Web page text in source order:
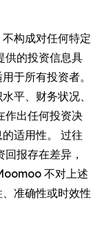
构成对任何特定
供的投资信息具
于所有投资者。
平、财务状况、
作出任何投资决
适用性。 过往
报存在差异，
不对上述
准确性或时效性